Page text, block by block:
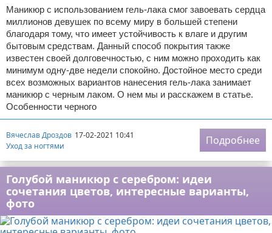
Маникюр с использованием гель-лака смог завоевать сердца
миллионов девушек по всему миру в большей степени
благодаря тому, что имеет устойчивость к влаге и другим
бытовым средствам. Данный способ покрытия также
известен своей долговечностью, с ним можно проходить как
минимум одну-две недели спокойно. Достойное место среди
всех возможных вариантов нанесения гель-лака занимает
маникюр с черным лаком. О нем мы и расскажем в статье.
Особенности черного
Вячеслав Дроздов 17-02-2021 10:41
Уход за ногтями
Подробнее
Голубой маникюр с серебром: идеи
сочетания цветов, интересные варианты,
фото